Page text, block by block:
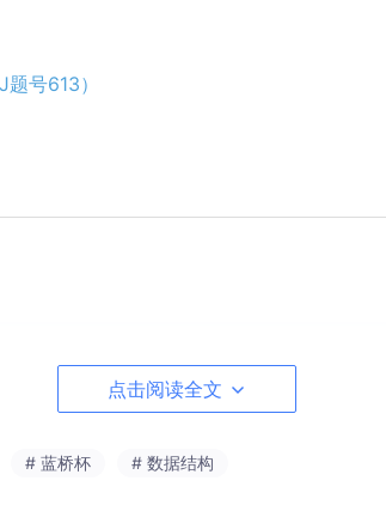
号613）
时间复杂度 O(n^2)。
点击阅读全文
# 蓝桥杯 # 数据结构